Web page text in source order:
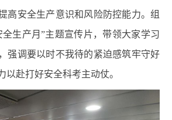
高安全生产意识和风险防控能力。组
生产月”主题宣传片，带领大家学习
强调要以时不我待的紧迫感筑牢守好
以赴打好安全科考主动仗。